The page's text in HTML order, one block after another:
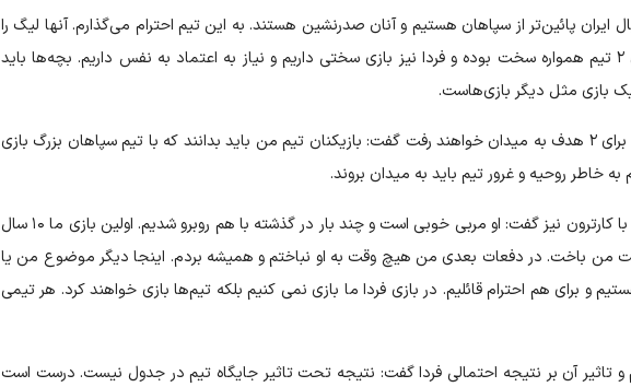
ایران پائین‌تر از سپاهان هستیم و آنان صدرنشین هستند. به این تیم احترام می‌گذارم. آنها لیگ را
خیلی خوب شروع کردند ولی ما نه. بازی ۲ تیم همواره سخت بوده و فردا نیز بازی سختی داریم و نیاز به اعتماد به نفس داریم. بچه‌ها باید
بازی مثل دیگر بازی‌هاست.
سرمربی استقلال با بیان اینکه آبی‌پوشان برای ۲ هدف به میدان خواهند رفت گفت: بازیکنان تیم من باید بدانند که با تیم سپاهان بزرگ بازی
موسیمانه در خصوص تقابل‌های گذشته با کارترون نیز گفت: او مربی خوبی است و چند بار در گذشته با هم روبرو شدیم. اولین بازی ما ۱۰ سال
من باخت. در دفعات بعدی من هیچ وقت به او نباختم و همیشه بردم. اینجا دیگر موضوع من یا
و برای هم احترام قائلیم. در بازی فردا ما بازی نمی کنیم بلکه تیم‌ها بازی خواهند کرد. هر تیمی
استقلال با اشاره به جایگاه ۲ تیم و تاثیر آن بر نتیجه احتمالی فردا گفت: نتیجه تحت تاثیر جایگاه تیم در جدول نیست. درست است